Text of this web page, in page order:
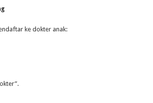
ke dokter anak: